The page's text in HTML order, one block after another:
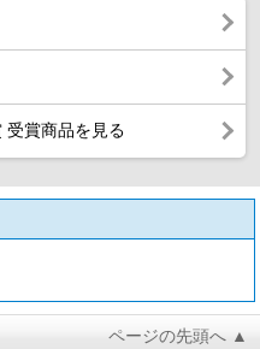
受賞商品を見る
ページの先頭へ ▲